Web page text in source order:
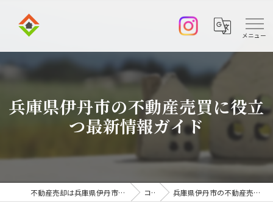
兵庫県伊丹市の不動産売買に役立
つ最新情報ガイド
不動産売却は兵庫県伊丹市の株式会社アークエステート コラム 兵庫県伊丹市の不動産売買に役立つ最新情報ガイド